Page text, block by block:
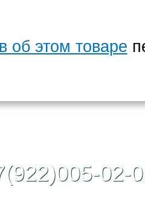
об этом товаре
02-